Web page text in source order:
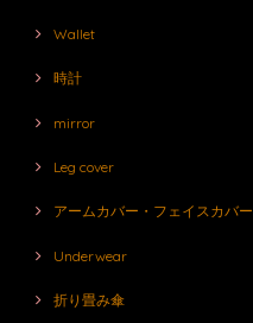
Wallet
時計
mirror
Leg cover
アームカバー・フェイスカバー
Underwear
折り畳み傘